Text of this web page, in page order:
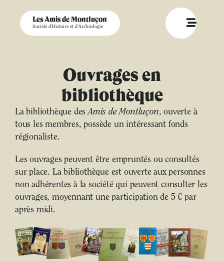
Les Amis de Montluçon
Société d'Histoire et d'Archéologie
Ouvrages en
bibliothèque
La bibliothèque desAmis de Montluçon, ouverte à
tous les membres, possède un intéressant fonds
régionaliste.
Les ouvrages peuvent être empruntés ou consultés
sur place. La bibliothèque est ouverte aux personnes
non adhérentes à la société qui peuvent consulter les
ouvrages, moyennant une participation de 5 € par
après midi.